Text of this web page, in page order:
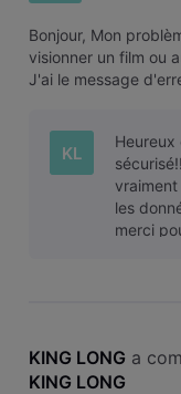
Bonjour, Mon
visionner un film ou
J'ai le message
KL
les
merci
KING LONG a
KING LONG